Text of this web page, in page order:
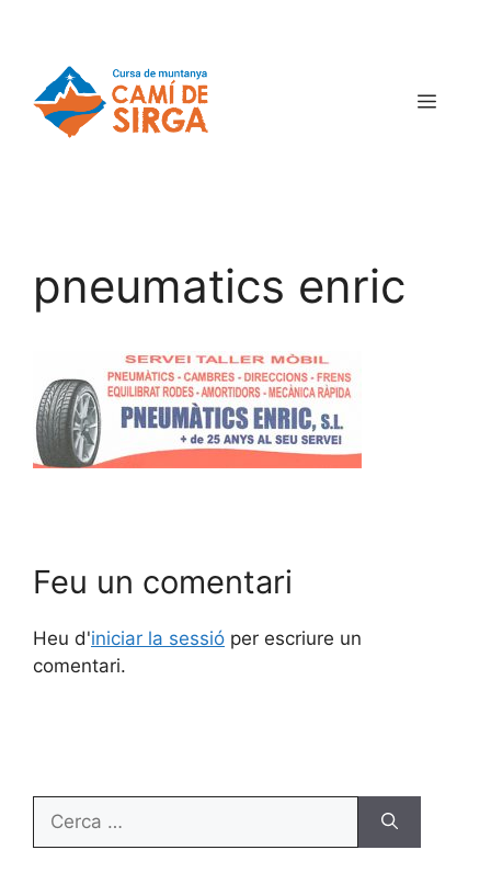
pneumatics enric
Feu un comentari
Heu d'iniciar la sessió per escriure un
comentari.